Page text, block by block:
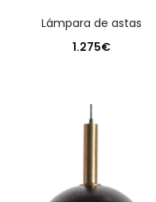
lámpara de astas
1.275€